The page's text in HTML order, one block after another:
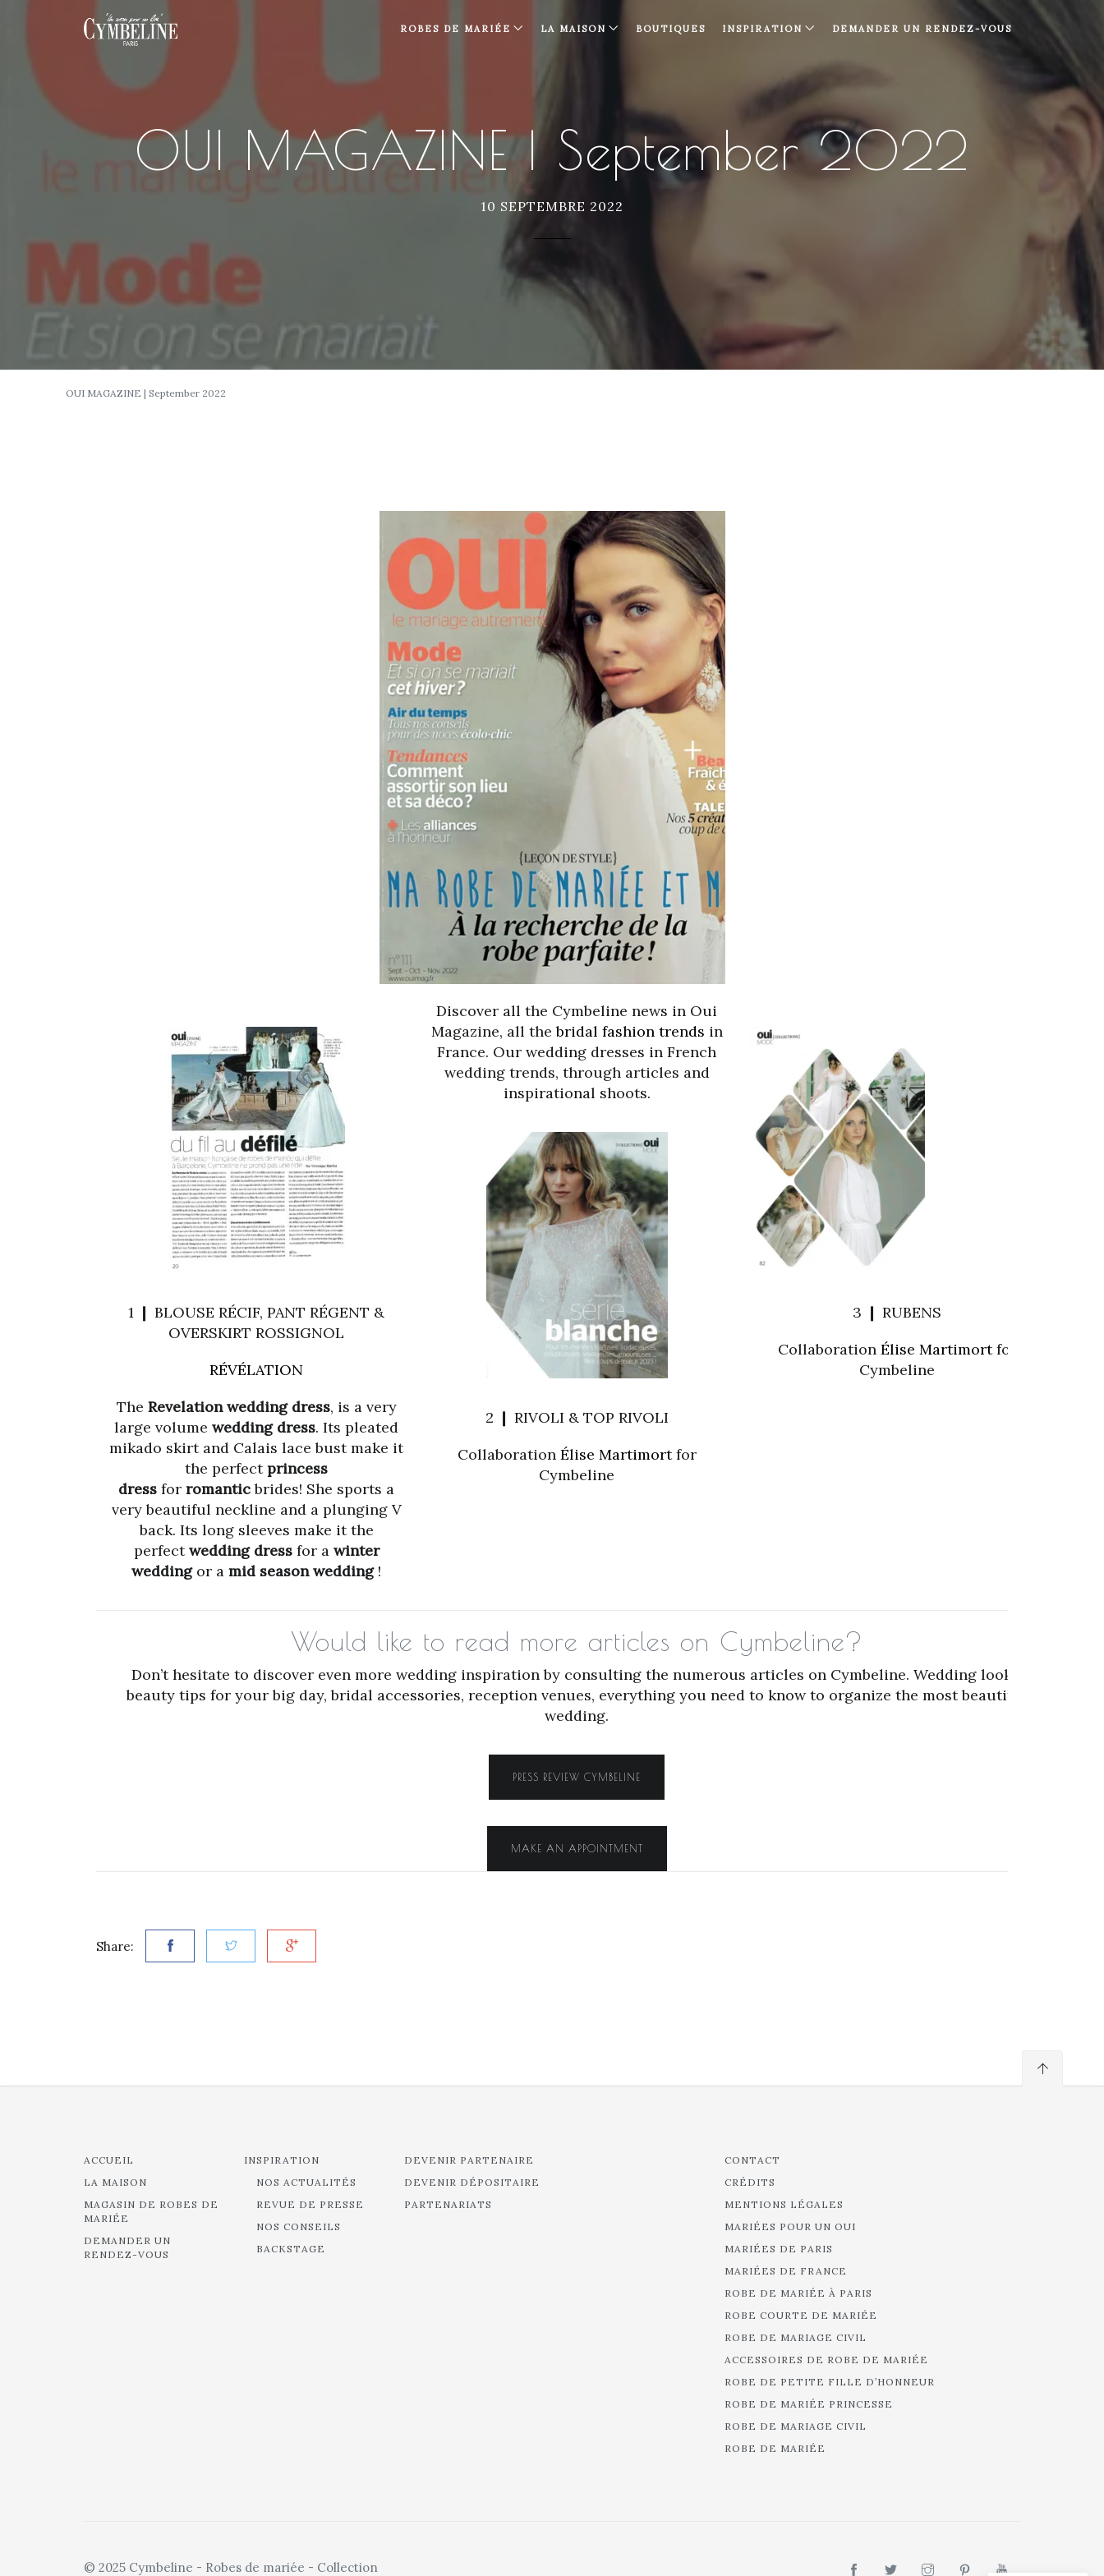
ROBES DE MARIÉE LA MAISON BOUTIQUES INSPIRATION DEMANDER UN RENDEZ-VOUS
OUI MAGAZINE | September 2022
10 SEPTEMBRE 2022
OUI MAGAZINE | September 2022
1 ❙ BLOUSE RÉCIF, PANT RÉGENT &
OVERSKIRT ROSSIGNOL
RÉVÉLATION
The Revelation wedding dress, is a very
large volume wedding dress. Its pleated
mikado skirt and Calais lace bust make it
the perfectprincess
dress for romanticbrides! She sports a
very beautiful neckline and a plunging V
back. Its long sleeves make it the
perfectwedding dressfor a winter
weddingor a mid season wedding!
Discover all the Cymbeline news in Oui
Magazine, all the bridal fashion trends in
France. Our wedding dresses in French
wedding trends, through articles and
inspirational shoots.
2 ❙ RIVOLI & TOP RIVOLI
Collaboration Élise Martimortfor
Cymbeline
3 ❙ RUBENS
Collaboration Élise Martimortfor
Cymbeline
Would like to read more articles on Cymbeline?
Don’t hesitate to discover even more wedding inspiration by consulting the numerous articles on Cymbeline. Wedding looks,
beauty tips for your big day, bridal accessories, reception venues, everything you need to know to organize the most beautiful
wedding.
PRESS REVIEW CYMBELINE
MAKE AN APPOINTMENT
Share:
ACCUEIL
LA MAISON
MAGASIN DE ROBES DE
MARIÉE
DEMANDER UN
RENDEZ-VOUS
INSPIRATION
NOS ACTUALITÉS
REVUE DE PRESSE
NOS CONSEILS
BACKSTAGE
DEVENIR PARTENAIRE
DEVENIR DÉPOSITAIRE
PARTENARIATS
CONTACT
CRÉDITS
MENTIONS LÉGALES
MARIÉES POUR UN OUI
MARIÉES DE PARIS
MARIÉES DE FRANCE
ROBE DE MARIÉE À PARIS
ROBE COURTE DE MARIÉE
ROBE DE MARIAGE CIVIL
ACCESSOIRES DE ROBE DE MARIÉE
ROBE DE PETITE FILLE D’HONNEUR
ROBE DE MARIÉE PRINCESSE
ROBE DE MARIAGE CIVIL
ROBE DE MARIÉE
© 2025 Cymbeline - Robes de mariée - Collection